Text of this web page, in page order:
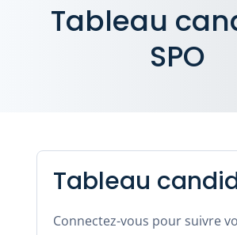
Tableau
SPO
Tableau
Connectez-vous pour suivre